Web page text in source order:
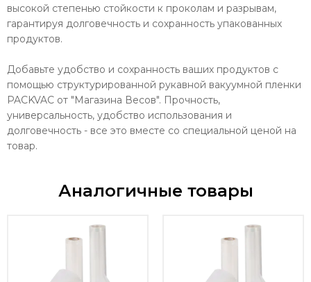
высокой степенью стойкости к проколам и разрывам,
гарантируя долговечность и сохранность упакованных
продуктов.
Добавьте удобство и сохранность ваших продуктов с
помощью структурированной рукавной вакуумной пленки
PACKVAC от "Магазина Весов". Прочность,
универсальность, удобство использования и
долговечность - все это вместе со специальной ценой на
товар.
Аналогичные товары